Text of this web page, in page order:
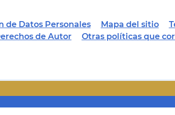
de Datos Personales Mapa del sitio
de Autor
Otras políticas que